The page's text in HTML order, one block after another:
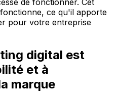
ce qu'il apporte
pour votre entreprise
digital est
et à
marque